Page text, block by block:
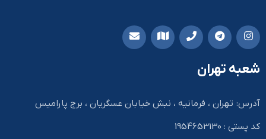
شعبه تهران
آدرس: تهران ، فرمانیه ، نبش خیابان عسگریان ، برج پارامیس
کد پستی : 1954653130